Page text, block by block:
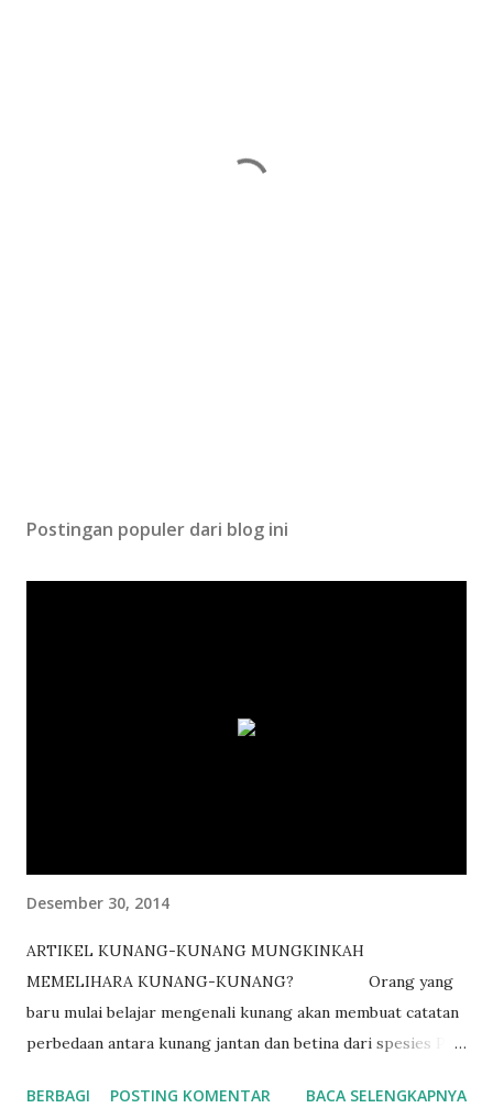
Postingan populer dari blog ini
Desember 30, 2014
ARTIKEL KUNANG-KUNANG MUNGKINKAH
MEMELIHARA KUNANG-KUNANG? Orang yang
baru mulai belajar mengenali kunang akan membuat catatan
perbedaan antara kunang jantan dan betina dari spesies P.
dari jantan. Jantan mempunyai lentera lebih besar dari
BERBAGI POSTING KOMENTAR BACA SELENGKAPNYA